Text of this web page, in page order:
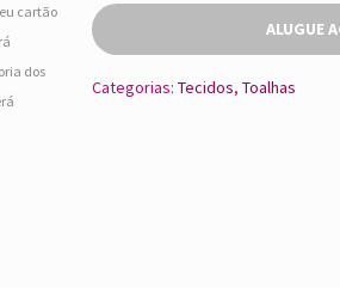
cartão
dos
ALUGUE
Categorias:Tecidos,Toalhas